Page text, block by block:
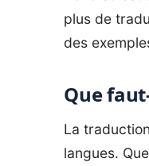
plus de
des
Que
La
langues.